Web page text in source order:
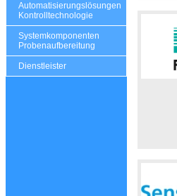
Automatisierungslösungen
Kontrolltechnologie
Systemkomponenten
Probenaufbereitung
Dienstleister